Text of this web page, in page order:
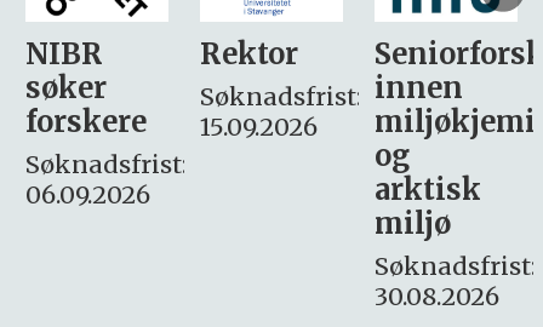
Rektor
Søknadsfrist:
15.09.2026
Seniorforsker
innen
miljøkjemi
søker
– fast
Søknadsfrist:
16. august.